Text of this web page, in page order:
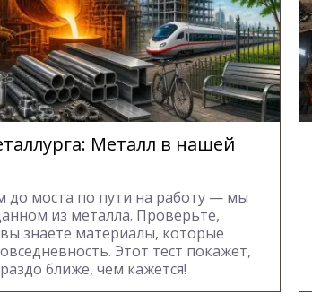
Металл в нашей
до моста по пути на работу — мы
из металла. Проверьте,
знаете материалы, которые
Этот тест покажет,
ближе, чем кажется!